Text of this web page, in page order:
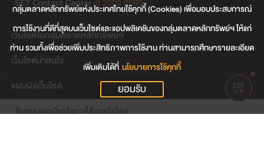
SET Contact Center 0 2009 9999
เว็บไซต์ในกลุ่มตลาดหลักทรัพย์ฯ
เว็บไซต์น่าสนใจ
แผนผังเว็บไซต์
ข้อตกลงและเงื่อนไขการใช้งานเว็บไซต์
กลุ่มตลาดหลักทรัพย์แห่งประเทศไทยใช้คุกกี้ (Cookies) เพื่อมอบประสบการณ์
การใช้งานที่ดีที่สุดบนเว็บไซต์และแอปพลิเคชันของกลุ่มตลาดหลักทรัพย์ฯ ให้แก่
ท่าน รวมทั้งเพื่อช่วยเพิ่มประสิทธิภาพการใช้งาน ท่านสามารถศึกษารายละเอียด
เพิ่มเติมได้ที่ นโยบายการใช้คุกกี้
ยอมรับ